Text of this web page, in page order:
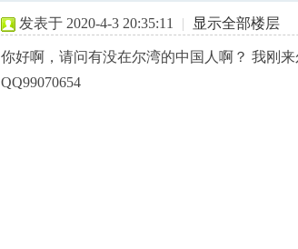
发表于 2020-4-3 20:35:11 | 显示全部楼层
你好啊，请问有没在尔湾的中国人啊？ 我刚
QQ99070654